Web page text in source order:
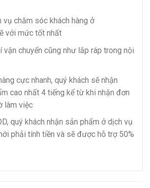
chăm sóc khách hàng ở
với mức tốt nhất
vận chuyển cũng như lắp ráp trong nội
cực nhanh, quý khách sẽ nhận
cao nhất 4 tiếng kể từ khi nhận đơn
làm việc
quý khách nhận sản phẩm ở dịch vụ
phải tính tiền và sẽ được hỗ trợ 50%